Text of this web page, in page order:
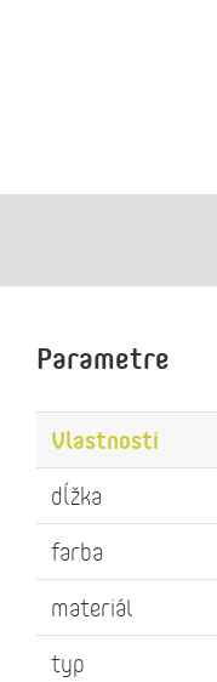
Parametre
Vlastnosti
dĺžka
farba
materiál
typ